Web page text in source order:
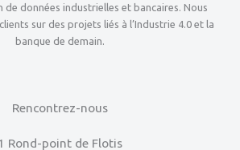
de données industrielles et bancaires. Nous
sur des projets liés à l’Industrie 4.0 et la
banque de demain.
Rencontrez-nous
Rond-point de Flotis